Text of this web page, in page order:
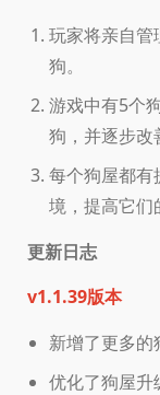
玩家将亲自管
狗。
游戏中有5个
狗，并逐步改
每个狗屋都有
境，提高它们
更新日志
v1.1.39版本
新增了更多的
优化了狗屋升